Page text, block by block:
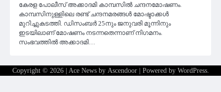
കേരള പോലീസ് അക്കാദമി കാമ്പസിൽ ചന്ദനമോഷണം.
കാമ്പസിനുള്ളിലെ രണ്ട് ചന്ദനമരങ്ങൾ മോഷ്ടാക്കൾ
മുറിച്ചുകടത്തി. ഡിസംബർ 25നും ജനുവരി മൂന്നിനും
ഇടയിലാണ് മോഷണം നടന്നതെന്നാണ് നിഗമനം.
സംഭവത്തിൽ അക്കാദമി…
Copyright © 2026 | Ace News by Ascendoor| Powered by WordPress.